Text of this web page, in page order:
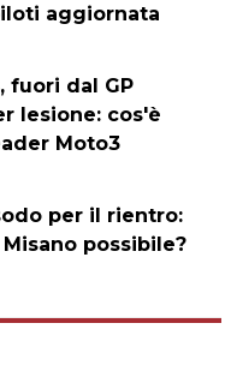
aggiornata
fuori dal GP
lesione: cos'è
Moto3
per il rientro:
Misano possibile?